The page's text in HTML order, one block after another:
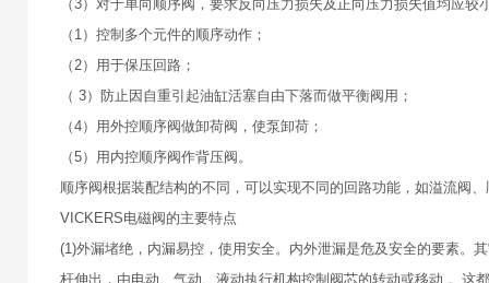
（3）对于单向顺序阀，要求反向压力损失及正向压力损失值均应较
（1）控制多个元件的顺序动作；
（2）用于保压回路；
（ 3）防止因自重引起油缸活塞自由下落而做平衡阀用；
（4）用外控顺序阀做卸荷阀，使泵卸荷；
（5）用内控顺序阀作背压阀。
顺序阀根据装配结构的不同，可以实现不同的回路功能，如溢流阀
VICKERS电磁阀的主要特点
(1)外漏堵绝，内漏易控，使用安全。内外泄漏是危及安全的要素。
杆伸出，由电动、气动、液动执行机构控制阀芯的转动或移动 。这